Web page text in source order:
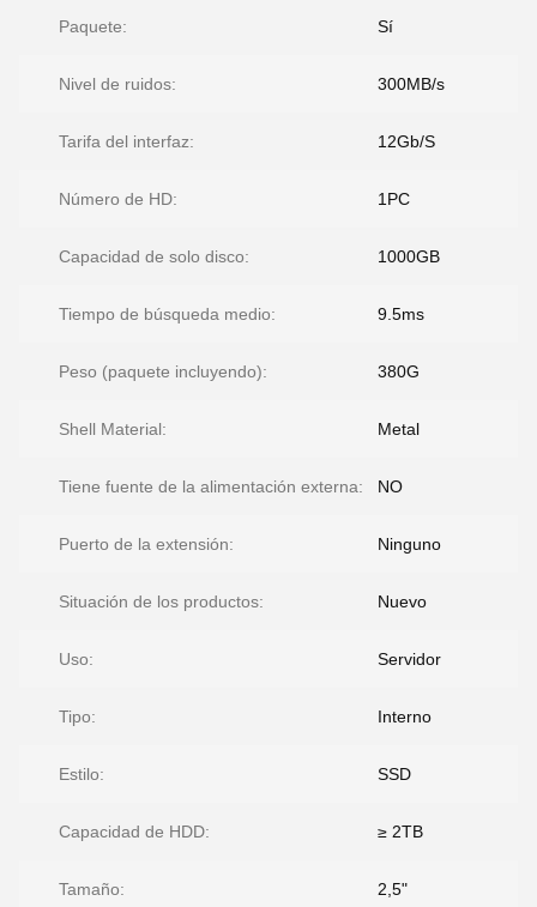
Paquete: Sí
Nivel de ruidos: 300MB/s
Tarifa del interfaz: 12Gb/S
Número de HD: 1PC
Capacidad de solo disco: 1000GB
Tiempo de búsqueda medio: 9.5ms
Peso (paquete incluyendo): 380G
Shell Material: Metal
Tiene fuente de la alimentación externa: NO
Puerto de la extensión: Ninguno
Situación de los productos: Nuevo
Uso: Servidor
Tipo: Interno
Estilo: SSD
Capacidad de HDD: ≥ 2TB
Tamaño: 2,5"